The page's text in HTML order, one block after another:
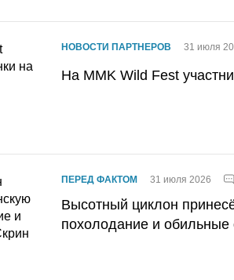
НОВОСТИ ПАРТНЕРОВ 31 июля
На MMK Wild Fest
ПЕРЕД ФАКТОМ 31 июля 2026
Высотный циклон
похолодание и обильные